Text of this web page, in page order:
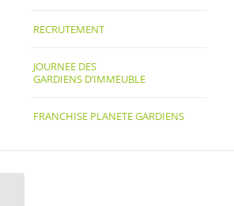
RECRUTEMENT
JOURNEE DES
GARDIENS D’IMMEUBLE
FRANCHISE PLANETE GARDIENS